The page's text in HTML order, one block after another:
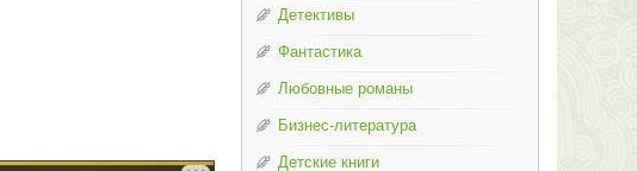
Детективы
Фантастика
Любовные романы
Бизнес-литература
Детские книги